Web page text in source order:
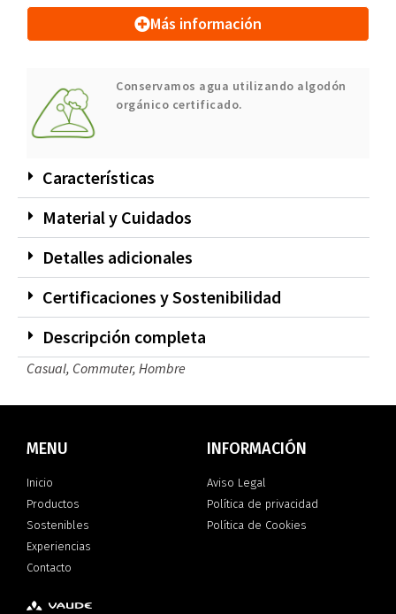
Más información
Conservamos agua utilizando algodón
orgánico certificado.
Características
Material y Cuidados
Detalles adicionales
Certificaciones y Sostenibilidad
Descripción completa
Casual, Commuter, Hombre
MENU
Inicio
Productos
Sostenibles
Experiencias
Contacto
INFORMACIÓN
Aviso Legal
Política de privacidad
Política de Cookies